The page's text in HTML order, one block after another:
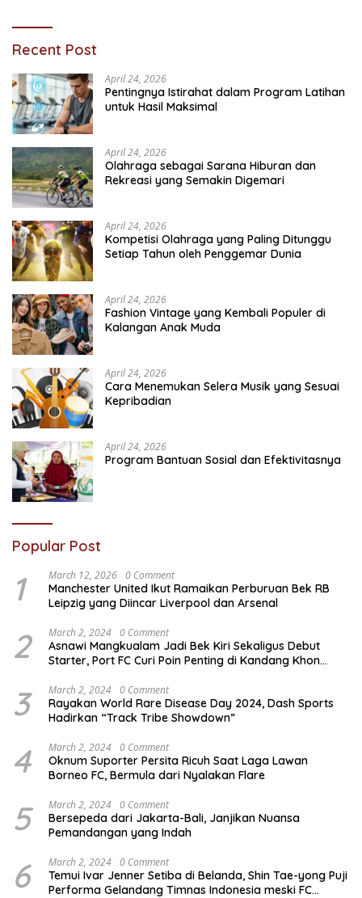
Recent Post
April 24, 2026
Pentingnya Istirahat dalam Program Latihan
untuk Hasil Maksimal
April 24, 2026
Olahraga sebagai Sarana Hiburan dan
Rekreasi yang Semakin Digemari
April 24, 2026
Kompetisi Olahraga yang Paling Ditunggu
Setiap Tahun oleh Penggemar Dunia
April 24, 2026
Fashion Vintage yang Kembali Populer di
Kalangan Anak Muda
April 24, 2026
Cara Menemukan Selera Musik yang Sesuai
Kepribadian
April 24, 2026
Program Bantuan Sosial dan Efektivitasnya
Popular Post
1 March 12, 2026 0 Comment
Manchester United Ikut Ramaikan Perburuan Bek RB
Leipzig yang Diincar Liverpool dan Arsenal
2 March 2, 2024 0 Comment
Asnawi Mangkualam Jadi Bek Kiri Sekaligus Debut
Starter, Port FC Curi Poin Penting di Kandang Khon
3 March 2, 2024 0 Comment
Rayakan World Rare Disease Day 2024, Dash Sports
Hadirkan “Track Tribe Showdown”
4 March 2, 2024 0 Comment
Oknum Suporter Persita Ricuh Saat Laga Lawan
Borneo FC, Bermula dari Nyalakan Flare
5 March 2, 2024 0 Comment
Bersepeda dari Jakarta-Bali, Janjikan Nuansa
Pemandangan yang Indah
6 March 2, 2024 0 Comment
Temui Ivar Jenner Setiba di Belanda, Shin Tae-yong Puji
Performa Gelandang Timnas Indonesia meski FC